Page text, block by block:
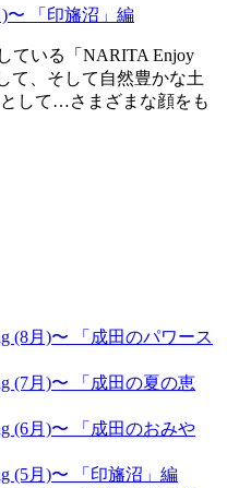
〜 「印旛沼」編
ている「NARITA Enjoy
て、そして自然豊かな土
して…さまざまな顔をも
(8月)〜 「成田のパワース
(7月)〜 「成田の夏の恵
(6月)〜 「成田のおみや
(5月)〜 「印旛沼」編